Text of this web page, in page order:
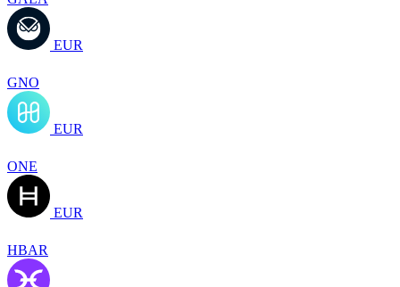
EUR
GNO
EUR
ONE
EUR
HBAR